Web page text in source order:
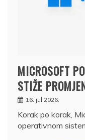
MICROSOFT
STIŽE
16. jul 2026.
Korak po korak,
operativnom